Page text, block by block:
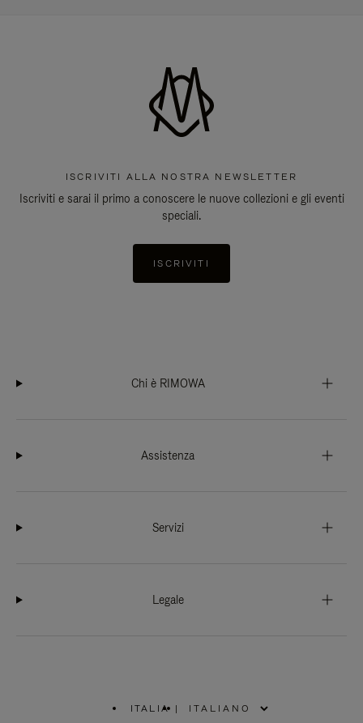
ISCRIVITI ALLA NOSTRA NEWSLETTER
Iscriviti e sarai il primo a conoscere le nuove collezioni e gli eventi
speciali.
ISCRIVITI
Chi è RIMOWA
Assistenza
Servizi
Legale
ITALIA |